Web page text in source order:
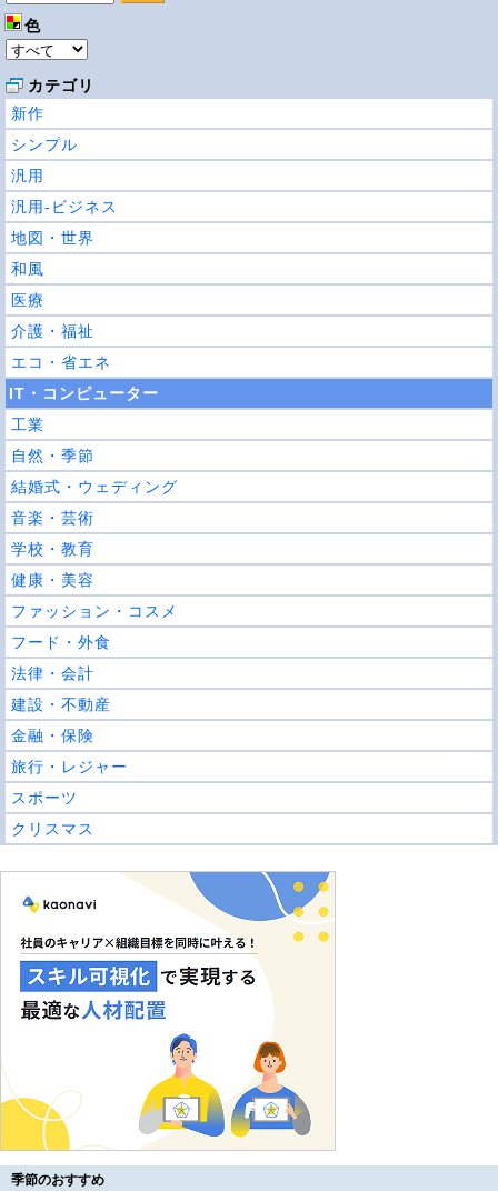
色
カテゴリ
新作
シンプル
汎用
汎用-ビジネス
地図・世界
和風
医療
介護・福祉
エコ・省エネ
IT・コンピューター
工業
自然・季節
結婚式・ウェディング
音楽・芸術
学校・教育
健康・美容
ファッション・コスメ
フード・外食
法律・会計
建設・不動産
金融・保険
旅行・レジャー
スポーツ
クリスマス
季節のおすすめ